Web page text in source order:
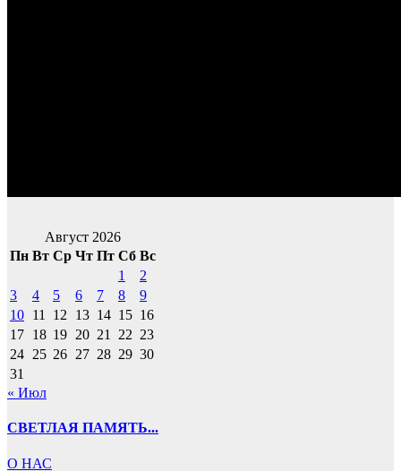
Август 2026
Пн Вт Ср Чт Пт Сб Вс
1
2
3
4 5 6 7 8
9
10 11 12 13 14 15 16
17 18 19 20 21 22 23
24 25 26 27 28 29 30
31
« Июл
СВЕТЛАЯ ПАМЯТЬ...
О НАС